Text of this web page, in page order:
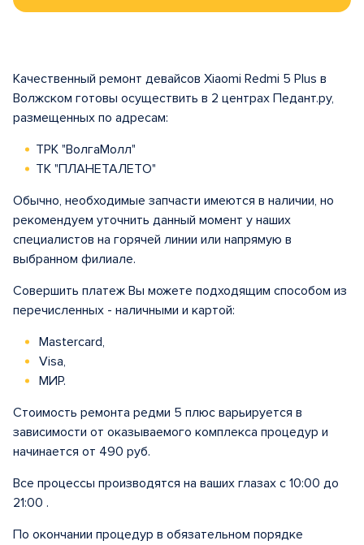
Качественный ремонт девайсов Xiaomi Redmi 5 Plus в
Волжском готовы осуществить в 2 центрах Педант.ру,
размещенных по адресам:
ТРК "ВолгаМолл"
ТК "ПЛАНЕТАЛЕТО"
Обычно, необходимые запчасти имеются в наличии, но
рекомендуем уточнить данный момент у наших
специалистов на горячей линии или напрямую в
выбранном филиале.
Совершить платеж Вы можете подходящим способом из
перечисленных - наличными и картой:
Mastercard,
Visa,
МИР.
Стоимость ремонта редми 5 плюс варьируется в
зависимости от оказываемого комплекса процедур и
начинается от 490 руб.
Все процессы производятся на ваших глазах с 10:00 до
21:00 .
По окончании процедур в обязательном порядке